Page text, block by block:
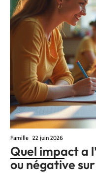
Famille 22 juin 2026
Quel impact a
ou négative